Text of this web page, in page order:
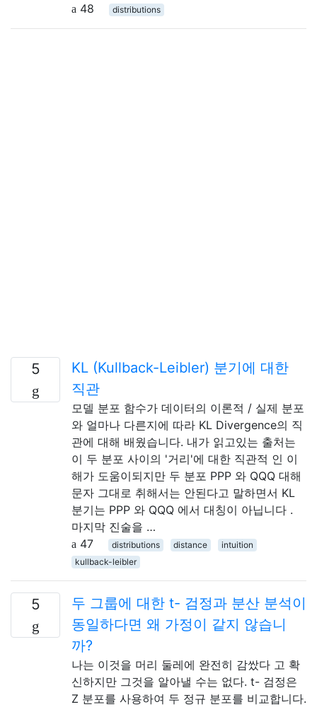
48
distributions
5
KL (Kullback-Leibler) 분기에 대한
직관
모델 분포 함수가 데이터의 이론적 / 실제 분포
와 얼마나 다른지에 따라 KL Divergence의 직
관에 대해 배웠습니다. 내가 읽고있는 출처는
이 두 분포 사이의 '거리'에 대한 직관적 인 이
해가 도움이되지만 두 분포 PPP 와 QQQ 대해
문자 그대로 취해서는 안된다고 말하면서 KL
분기는 PPP 와 QQQ 에서 대칭이 아닙니다 .
마지막 진술을 …
47
distributions distance
intuition
kullback-leibler
5
두 그룹에 대한 t- 검정과 분산 분석이
동일하다면 왜 가정이 같지 않습니
까?
나는 이것을 머리 둘레에 완전히 감쌌다 고 확
신하지만 그것을 알아낼 수는 없다. t- 검정은
Z 분포를 사용하여 두 정규 분포를 비교합니다.